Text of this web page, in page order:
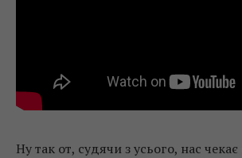
Ну так от, судячи з усього, нас